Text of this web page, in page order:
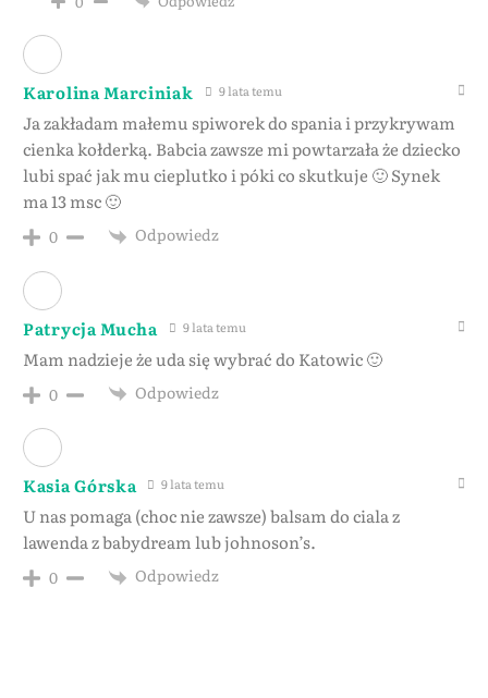
Karolina Marciniak 9 lata temu
Ja zakładam małemu spiworek do spania i przykrywam
cienka kołderką. Babcia zawsze mi powtarzała że dziecko
lubi spać jak mu cieplutko i póki co skutkuje 🙂 Synek
ma 13 msc 🙂
0 Odpowiedz
Patrycja Mucha 9 lata temu
Mam nadzieje że uda się wybrać do Katowic 🙂
0 Odpowiedz
Kasia Górska 9 lata temu
U nas pomaga (choc nie zawsze) balsam do ciala z
lawenda z babydream lub johnoson’s.
0 Odpowiedz